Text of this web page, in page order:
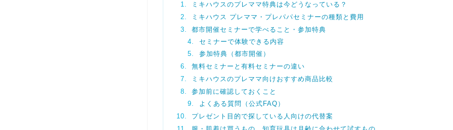
ミキハウスのプレママ特典は今どうなっている？
ミキハウス プレママ・プレパパセミナーの種類と費用
都市開催セミナーで学べること・参加特典
セミナーで体験できる内容
参加特典（都市開催）
無料セミナーと有料セミナーの違い
ミキハウスのプレママ向けおすすめ商品比較
参加前に確認しておくこと
よくある質問（公式FAQ）
プレゼント目的で探している人向けの代替案